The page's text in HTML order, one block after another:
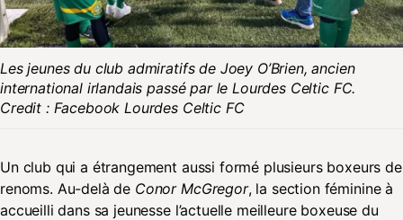
Les jeunes du club admiratifs de Joey O’Brien, ancien
international irlandais passé par le Lourdes Celtic FC.
Credit : Facebook Lourdes Celtic FC
Un club qui a étrangement aussi formé plusieurs boxeurs de
renoms. Au-delà de Conor McGregor, la section féminine à
accueilli dans sa jeunesse l’actuelle meilleure boxeuse du